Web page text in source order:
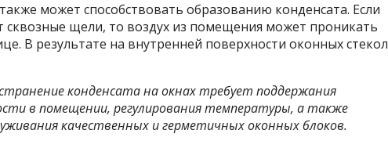
может способствовать образованию конденсата. Если
щели, то воздух из помещения может проникать
В результате на внутренней поверхности оконных стекол
конденсата на окнах требует поддержания
в помещении, регулирования температуры, а также
качественных и герметичных оконных блоков.